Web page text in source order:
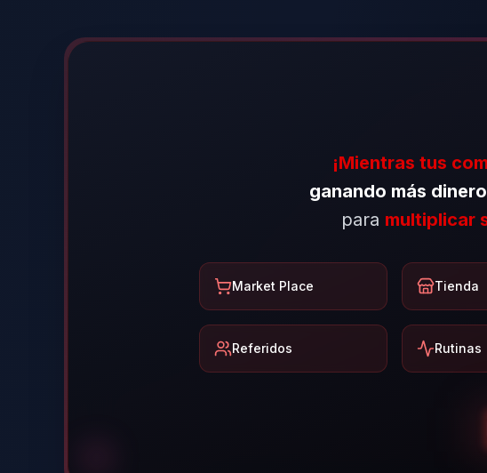
¡Mientras tus
ganando más
para multiplicar
Market Place Tienda
Referidos Rutinas